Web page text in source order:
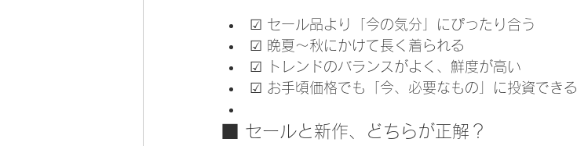
☑ セール品より「今の気分」にぴったり合う
☑ 晩夏〜秋にかけて長く着られる
☑ トレンドのバランスがよく、鮮度が高い
☑ お手頃価格でも「今、必要なもの」に投資できる
■ セールと新作、どちらが正解？